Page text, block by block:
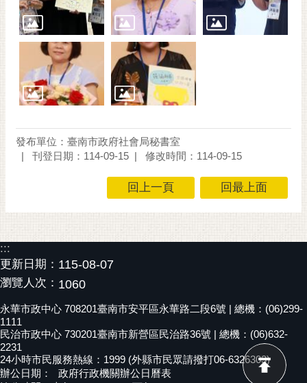
發布單位：臺南市政府社會局秘書室
刊登日期：114-09-15
修改時間：114-09-15
回上一頁 回最上面
:::
更新日期： 115-08-07
瀏覽人次： 1060
永華市政中心 708201臺南市安平區永華路二段6號 | 總機：(06)299-
1111
民治市政中心 730201臺南市新營區民治路36號 | 總機：(06)632-
2231
24小時市民服務熱線：1999 (外縣市民眾請撥打06-6326303)
辦公日期：
政府行政機關辦公日曆表